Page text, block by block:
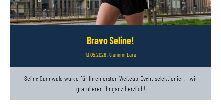
Bravo Seline!
13.05.2026, Giannini Lara
Seline Sannwald wurde für Ihren ersten Weltcup-Event selektioniert - wir
gratulieren ihr ganz herzlich!